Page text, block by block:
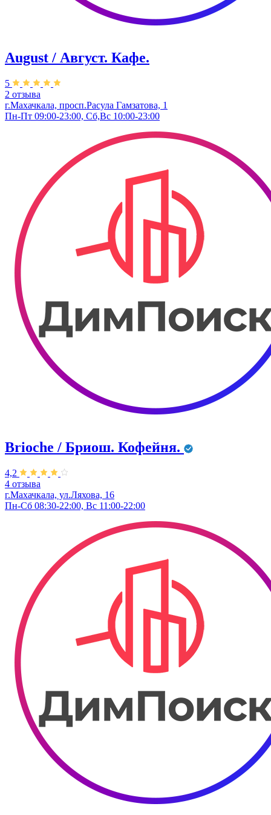
August / Август. Кафе.
5
2 отзыва
г.Махачкала, просп.Расула Гамзатова, 1
Пн-Пт 09:00-23:00, Сб,Вс 10:00-23:00
Brioche / Бриош. Кофейня.
4,2
4 отзыва
г.Махачкала, ул.Ляхова, 16
Пн-Сб 08:30-22:00, Вс 11:00-22:00